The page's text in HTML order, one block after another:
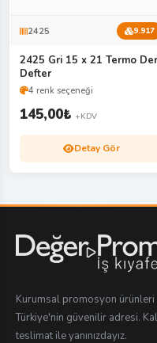
2425 9.917
2425 Gri 15 x 21 Termo
Defter
4 renk seçeneği
145,00₺ +KDV
Detay Gör
Kurumsal promosyon ürünleri
Türkiye'nin güvenilir adresi.
teslimat ile yanınızdayız.